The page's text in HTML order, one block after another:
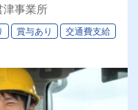
津事業所
賞与あり
交通費支給